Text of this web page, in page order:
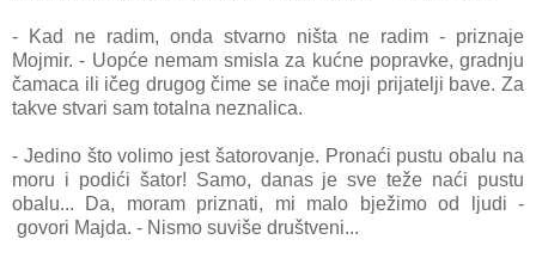
- Kad ne radim, onda stvarno ništa ne radim - priznaje
Mojmir. - Uopće nemam smisla za kućne popravke, gradnju
čamaca ili ičeg drugog čime se inače moji prijatelji bave. Za
takve stvari sam totalna neznalica.
- Jedino što volimo jest šatorovanje. Pronaći pustu obalu na
moru i podići šator! Samo, danas je sve teže naći pustu
obalu... Da, moram priznati, mi malo bježimo od ljudi -
govori Majda. - Nismo suviše društveni...